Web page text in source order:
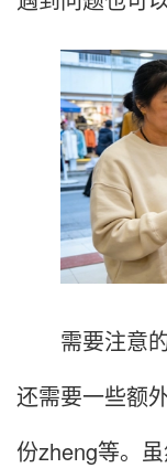
需要注意的
还需要一些额
份zheng等。